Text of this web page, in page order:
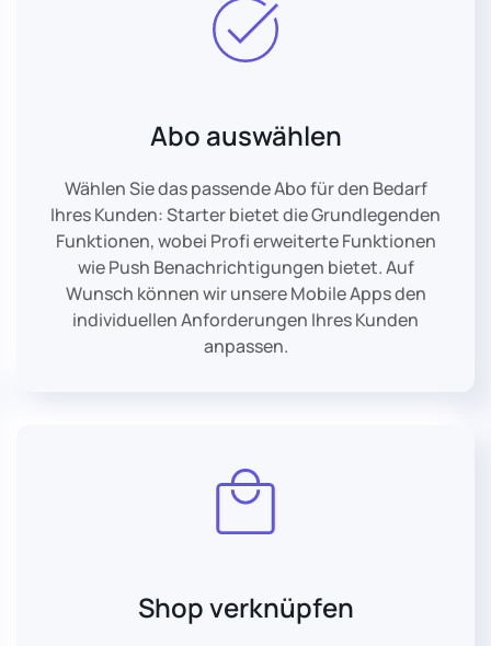
Abo auswählen
Wählen Sie das passende Abo für den Bedarf
Ihres Kunden: Starter bietet die Grundlegenden
Funktionen, wobei Profi erweiterte Funktionen
wie Push Benachrichtigungen bietet. Auf
Wunsch können wir unsere Mobile Apps den
individuellen Anforderungen Ihres Kunden
anpassen.
Shop verknüpfen